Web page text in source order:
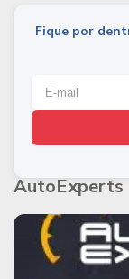
Fique por
AutoExperts